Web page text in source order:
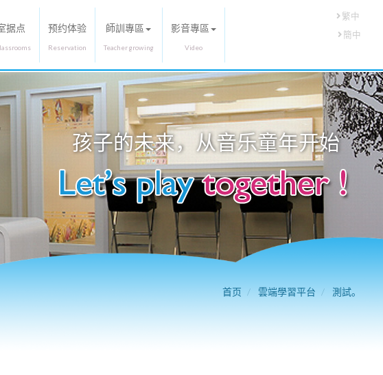
繁中
簡中
据点 预约体验 師訓專區 影音專區
孩子的未来，从音乐童年开始
首页 雲端學習平台 測試。